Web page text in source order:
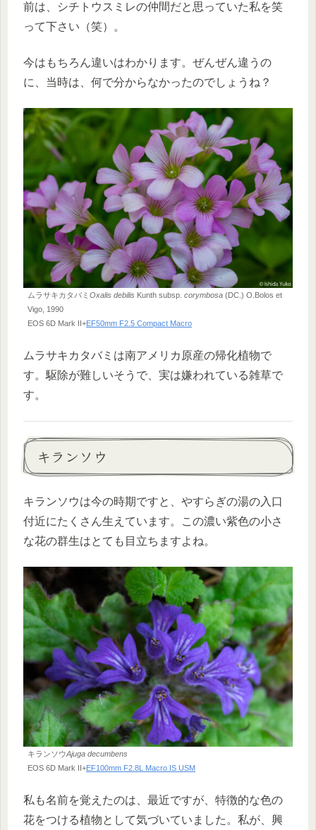
前は、シチトウスミレの仲間だと思っていた私を笑
って下さい（笑）。
今はもちろん違いはわかります。ぜんぜん違うの
に、当時は、何で分からなかったのでしょうね？
ムラサキカタバミ Oxalis debilis Kunth subsp. corymbosa (DC.) O.Bolos et
Vigo, 1990
EOS 6D Mark II+EF50mm F2.5 Compact Macro
ムラサキカタバミは南アメリカ原産の帰化植物で
す。駆除が難しいそうで、実は嫌われている雑草で
す。
キランソウ
キランソウは今の時期ですと、やすらぎの湯の入口
付近にたくさん生えています。この濃い紫色の小さ
な花の群生はとても目立ちますよね。
キランソウAjuga decumbens
EOS 6D Mark II+EF100mm F2.8L Macro IS USM
私も名前を覚えたのは、最近ですが、特徴的な色の
花をつける植物として気づいていました。私が、興